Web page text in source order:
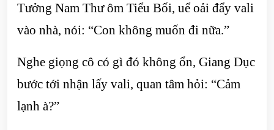
Tưởng Nam Thư ôm Tiểu Bối, uể oải đẩy vali
vào nhà, nói: “Con không muốn đi nữa.”
Nghe giọng cô có gì đó không ổn, Giang Dục
bước tới nhận lấy vali, quan tâm hỏi: “Cảm
lạnh à?”